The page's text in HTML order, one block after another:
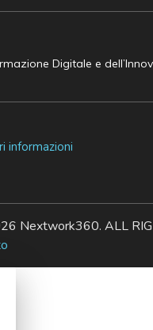
Digitale e
informazioni
Nextwork360. ALL